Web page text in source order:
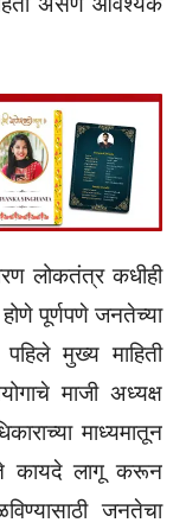
लोकतंत्र कधीही
पूर्णपणे जनतेच्या
मुख्य माहिती
माजी अध्यक्ष
माध्यमातून
ते कायदे लागू करून
जनतेचा